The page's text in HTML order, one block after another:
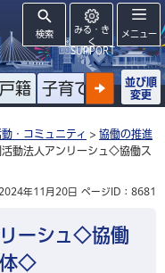
検索
みる・き
く
SUPPORT
メニュー
籍 子育て 高齢者
並び順
変更
・コミュニティ > 協働の推進
活動法人アンリーシュ◇協働ス
年11月20日 ページID：8681
ーシュ◇協働
体◇